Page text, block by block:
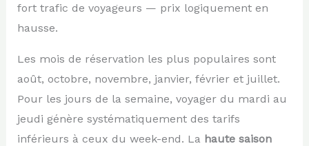
fort trafic de voyageurs — prix logiquement en
hausse.
Les mois de réservation les plus populaires sont
août, octobre, novembre, janvier, février et juillet.
Pour les jours de la semaine, voyager du mardi au
jeudi génère systématiquement des tarifs
inférieurs à ceux du week-end. La haute saison